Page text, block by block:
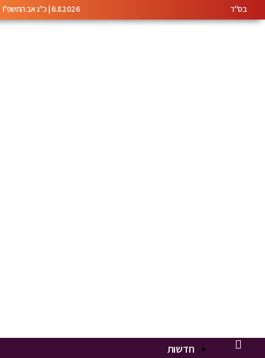
בס"ד 6.8.2026 | כ"ג אב התשפ"ו
חדשות